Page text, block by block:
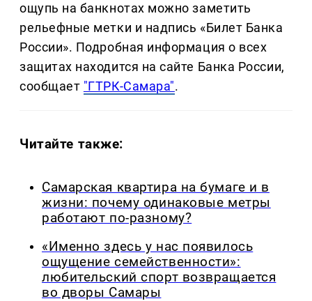
ощупь на банкнотах можно заметить
рельефные метки и надпись «Билет Банка
России». Подробная информация о всех
защитах находится на сайте Банка России,
сообщает "ГТРК-Самара".
Читайте также:
Самарская квартира на бумаге и в
жизни: почему одинаковые метры
работают по-разному?
«Именно здесь у нас появилось
ощущение семейственности»:
любительский спорт возвращается
во дворы Самары